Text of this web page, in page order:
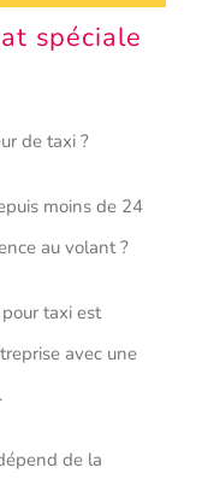
spéciale
de taxi ?
moins de 24
au volant ?
taxi est
avec une
de la